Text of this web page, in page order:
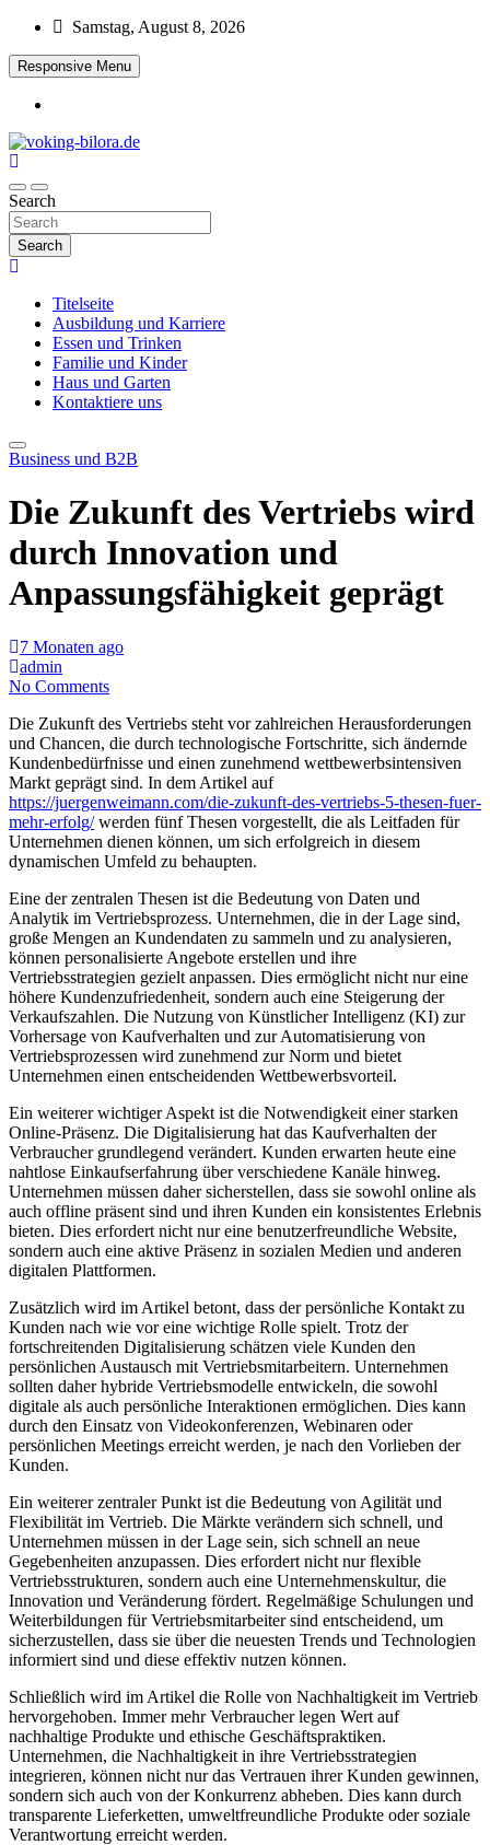
Skip
content
Samstag, August 8, 2026
Responsive Menu
voking-bilora.de
Search
Search
Titelseite
Ausbildung und Karriere
Essen und Trinken
Familie und Kinder
Haus und Garten
Kontaktiere uns
Business und B2B
Die Zukunft des Vertriebs wird
durch Innovation und
Anpassungsfähigkeit geprägt
7 Monaten ago
admin
No Comments
Die Zukunft des Vertriebs steht vor zahlreichen Herausforderungen
und Chancen, die durch technologische Fortschritte, sich ändernde
Kundenbedürfnisse und einen zunehmend wettbewerbsintensiven
Markt geprägt sind. In dem Artikel auf
https://juergenweimann.com/die-zukunft-des-vertriebs-5-thesen-fuer-
mehr-erfolg/werden fünf Thesen vorgestellt, die als Leitfaden für
Unternehmen dienen können, um sich erfolgreich in diesem
dynamischen Umfeld zu behaupten.
Eine der zentralen Thesen ist die Bedeutung von Daten und
Analytik im Vertriebsprozess. Unternehmen, die in der Lage sind,
große Mengen an Kundendaten zu sammeln und zu analysieren,
können personalisierte Angebote erstellen und ihre
Vertriebsstrategien gezielt anpassen. Dies ermöglicht nicht nur eine
höhere Kundenzufriedenheit, sondern auch eine Steigerung der
Verkaufszahlen. Die Nutzung von Künstlicher Intelligenz (KI) zur
Vorhersage von Kaufverhalten und zur Automatisierung von
Vertriebsprozessen wird zunehmend zur Norm und bietet
Unternehmen einen entscheidenden Wettbewerbsvorteil.
Ein weiterer wichtiger Aspekt ist die Notwendigkeit einer starken
Online-Präsenz. Die Digitalisierung hat das Kaufverhalten der
Verbraucher grundlegend verändert. Kunden erwarten heute eine
nahtlose Einkaufserfahrung über verschiedene Kanäle hinweg.
Unternehmen müssen daher sicherstellen, dass sie sowohl online als
auch offline präsent sind und ihren Kunden ein konsistentes Erlebnis
bieten. Dies erfordert nicht nur eine benutzerfreundliche Website,
sondern auch eine aktive Präsenz in sozialen Medien und anderen
digitalen Plattformen.
Zusätzlich wird im Artikel betont, dass der persönliche Kontakt zu
Kunden nach wie vor eine wichtige Rolle spielt. Trotz der
fortschreitenden Digitalisierung schätzen viele Kunden den
persönlichen Austausch mit Vertriebsmitarbeitern. Unternehmen
sollten daher hybride Vertriebsmodelle entwickeln, die sowohl
digitale als auch persönliche Interaktionen ermöglichen. Dies kann
durch den Einsatz von Videokonferenzen, Webinaren oder
persönlichen Meetings erreicht werden, je nach den Vorlieben der
Kunden.
Ein weiterer zentraler Punkt ist die Bedeutung von Agilität und
Flexibilität im Vertrieb. Die Märkte verändern sich schnell, und
Unternehmen müssen in der Lage sein, sich schnell an neue
Gegebenheiten anzupassen. Dies erfordert nicht nur flexible
Vertriebsstrukturen, sondern auch eine Unternehmenskultur, die
Innovation und Veränderung fördert. Regelmäßige Schulungen und
Weiterbildungen für Vertriebsmitarbeiter sind entscheidend, um
sicherzustellen, dass sie über die neuesten Trends und Technologien
informiert sind und diese effektiv nutzen können.
Schließlich wird im Artikel die Rolle von Nachhaltigkeit im Vertrieb
hervorgehoben. Immer mehr Verbraucher legen Wert auf
nachhaltige Produkte und ethische Geschäftspraktiken.
Unternehmen, die Nachhaltigkeit in ihre Vertriebsstrategien
integrieren, können nicht nur das Vertrauen ihrer Kunden gewinnen,
sondern sich auch von der Konkurrenz abheben. Dies kann durch
transparente Lieferketten, umweltfreundliche Produkte oder soziale
Verantwortung erreicht werden.